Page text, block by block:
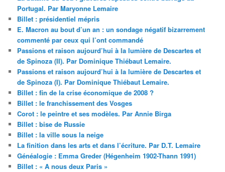
Portugal. Par Maryonne Lemaire
Billet : présidentiel mépris
E. Macron au bout d’un an : un sondage négatif bizarrement
commenté par ceux qui l’ont commandé
Passions et raison aujourd’hui à la lumière de Descartes et
de Spinoza (II). Par Dominique Thiébaut Lemaire.
Passions et raison aujourd’hui à la lumière de Descartes et
de Spinoza (I). Par Dominique Thiébaut Lemaire.
Billet : fin de la crise économique de 2008 ?
Billet : le franchissement des Vosges
Corot : le peintre et ses modèles. Par Annie Birga
Billet : bise de Russie
Billet : la ville sous la neige
La finition dans les arts et dans l’écriture. Par D.T. Lemaire
Généalogie : Emma Greder (Hégenheim 1902-Thann 1991)
Billet : « A nous deux Paris »